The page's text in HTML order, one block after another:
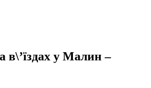
в\’їздах у Малин –